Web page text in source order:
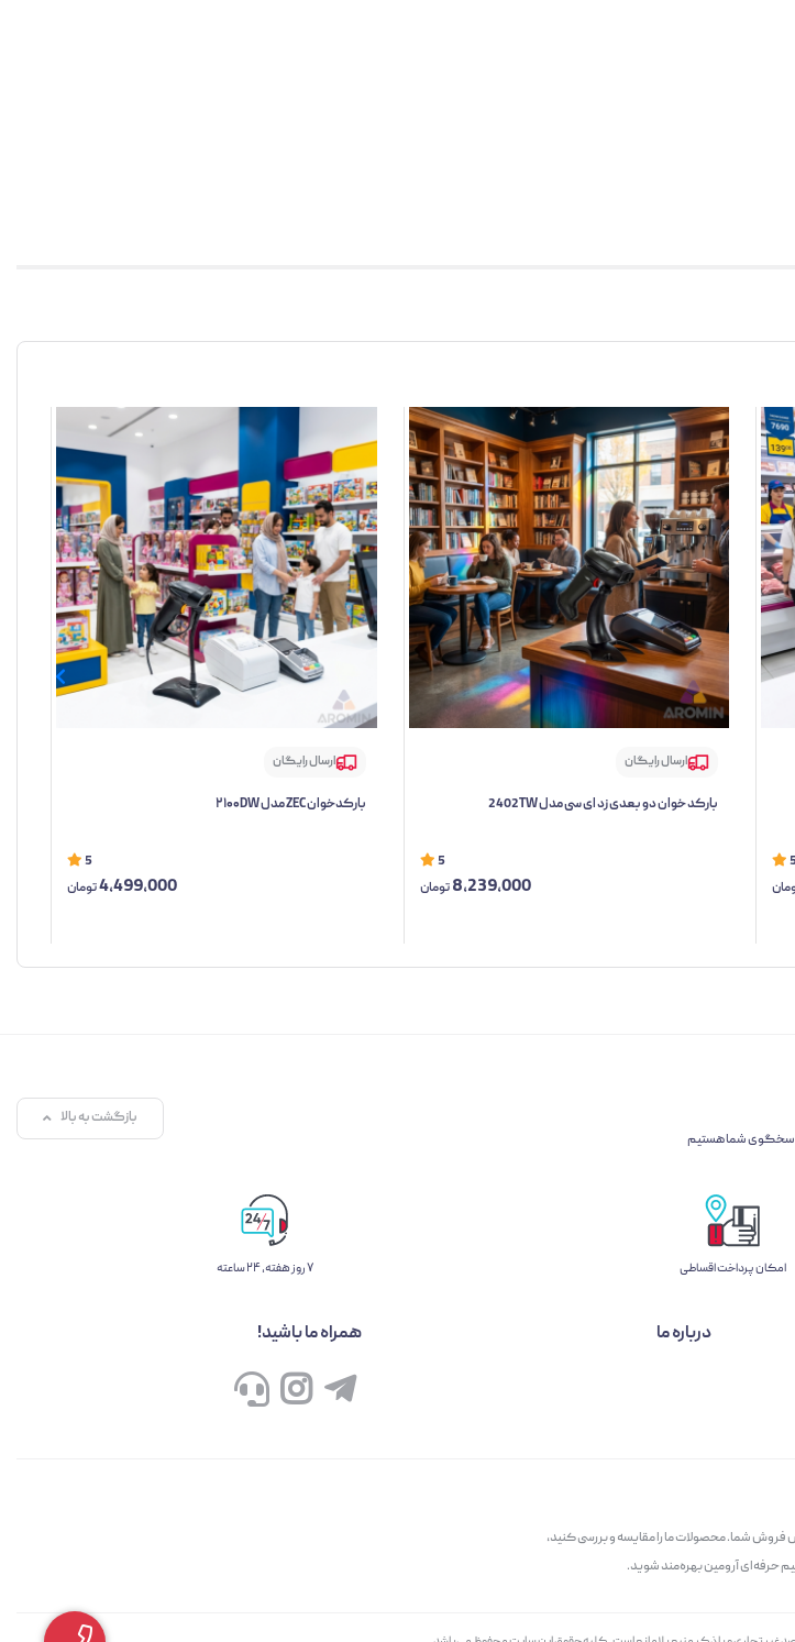
ارسال رایگان
بارکد خوان دو بعدی زد ای سی مدل 2402TW
5
8,239,000 تومان
ارسال رایگان
بارکدخوان ZEC مدل ۲۱۰۰DW
5
4,499,000تومان
بازگشت به بالا
امکان پرداخت اقساطی ۷ روز ﻫﻔﺘﻪ، ۲۴ ﺳﺎﻋﺘﻪ
درباره ما
همراه ما باشید!
فروش شما. محصولات ما را مقایسه و بررسی کنید،
حرفه‌ای آرومین بهره‌مند شوید.